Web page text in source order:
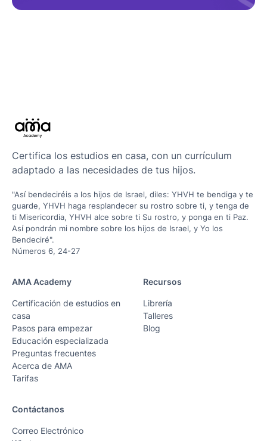
Certifica los estudios en casa, con un currículum
adaptado a las necesidades de tus hijos.
"Así bendeciréis a los hijos de Israel, diles: YHVH te bendiga y te
guarde, YHVH haga resplandecer su rostro sobre ti, y tenga de
ti Misericordia, YHVH alce sobre ti Su rostro, y ponga en ti Paz.
Así pondrán mi nombre sobre los hijos de Israel, y Yo los
Bendeciré".
Números 6, 24-27
AMA Academy
Certificación de estudios en
casa
Pasos para empezar
Educación especializada
Preguntas frecuentes
Acerca de AMA
Tarifas
Recursos
Librería
Talleres
Blog
Contáctanos
Correo Electrónico